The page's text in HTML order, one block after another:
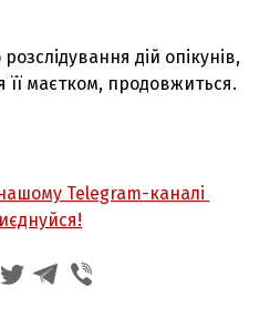
дій опікунів,
її маєтком, продовжиться.
Telegram-каналі